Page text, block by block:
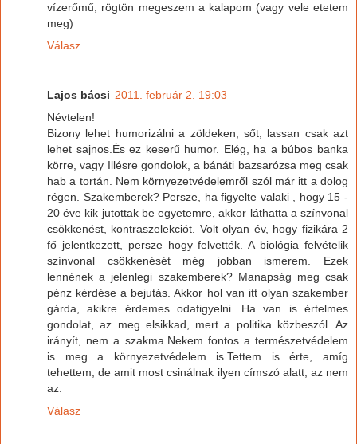
vízerőmű, rögtön megeszem a kalapom (vagy vele etetem
meg)
Válasz
Lajos bácsi 2011. február 2. 19:03
Névtelen!
Bizony lehet humorizálni a zöldeken, sőt, lassan csak azt
lehet sajnos.És ez keserű humor. Elég, ha a búbos banka
körre, vagy Illésre gondolok, a bánáti bazsarózsa meg csak
hab a tortán. Nem környezetvédelemről szól már itt a dolog
régen. Szakemberek? Persze, ha figyelte valaki , hogy 15 -
20 éve kik jutottak be egyetemre, akkor láthatta a színvonal
csökkenést, kontraszelekciót. Volt olyan év, hogy fizikára 2
fő jelentkezett, persze hogy felvették. A biológia felvételik
színvonal csökkenését még jobban ismerem. Ezek
lennének a jelenlegi szakemberek? Manapság meg csak
pénz kérdése a bejutás. Akkor hol van itt olyan szakember
gárda, akikre érdemes odafigyelni. Ha van is értelmes
gondolat, az meg elsikkad, mert a politika közbeszól. Az
irányít, nem a szakma.Nekem fontos a természetvédelem
is meg a környezetvédelem is.Tettem is érte, amíg
tehettem, de amit most csinálnak ilyen címszó alatt, az nem
az.
Válasz